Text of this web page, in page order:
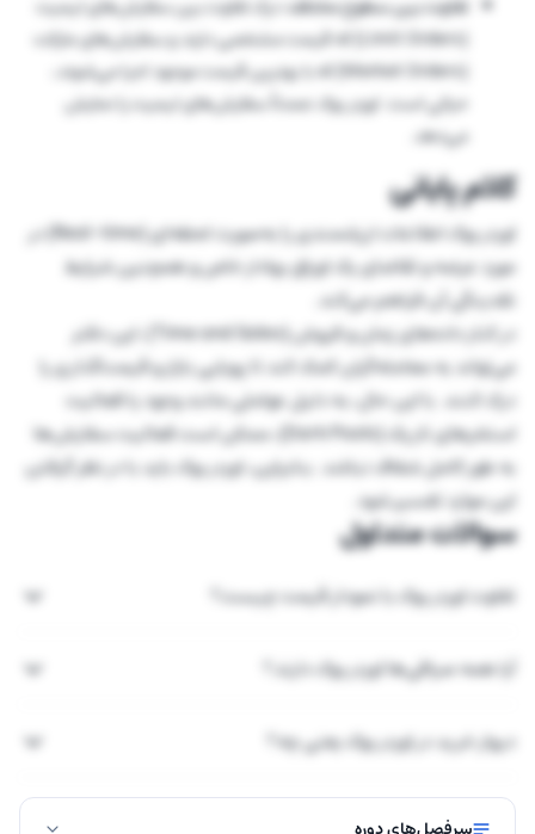
تفاوت بین سطوح مختلف:
درک تفاوت بین سفارش‌های لیمیت
(Limit Orders) که قیمت مشخصی دارند و سفارش‌های مارکت
(Market Orders) که با بهترین قیمت موجود اجرا می‌شوند،
حیاتی است. اوردر بوک عمدتاً سفارش‌های لیمیت را نمایش
می‌دهد.
کلام پایانی
اوردر بوک اطلاعات ارزشمندی را به‌صورت لحظه‌ای (Real-time) در
مورد عرضه و تقاضای یک اوراق بهادار خاص و همچنین شرایط
نقدینگی آن فراهم می‌کند.
در کنار داده‌های زمان و فروش (Time and Sales)، این دفتر
می‌تواند به معامله‌گران کمک کند تا پویایی بازار و قیمت‌گذاری را
درک کنند. با این حال، به دلیل عواملی مانند وجود یا فعالیت
استخرهای تاریک (Dark Pools)، ممکن است فعالیت سفارش‌ها
به طور کامل شفاف نباشد. بنابراین، اوردر بوک باید با در نظر گرفتن
این موارد تفسیر شود.
سوالات متداول
تفاوت اوردر بوک با نمودار قیمت چیست؟
آیا همه صرافی‌ها اوردر بوک دارند؟
دیوار خرید در اوردر بوک یعنی چه؟